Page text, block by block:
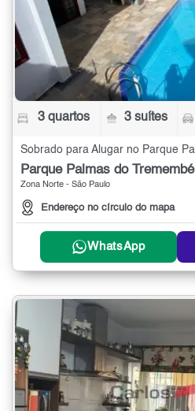
3 quartos 3 suítes
Parque Palmas do Tremembé
Zona Norte - São Paulo
Endereço no círculo do mapa
WhatsApp